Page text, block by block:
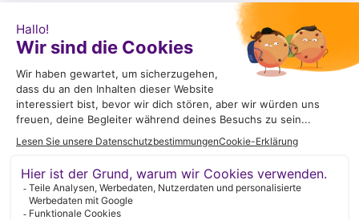
Sensorische Flaschen
Senioren
Suchen
Folg mir
Ich genieße es, in den sozialen Medien aktiv zu sein. Eine
wunderbare Möglichkeit, Bastelideen, Spielvorschläge, Tipps und
neue Produkte mit Ihnen zu teilen.
InstagramYouTubePinterest